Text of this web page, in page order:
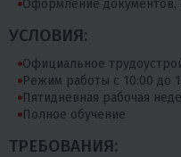
Оформление документов,
УСЛОВИЯ:
Официальное
Режим работы с 10:00 до
Пятидневная рабочая
Полное обучение
ТРЕБОВАНИЯ: